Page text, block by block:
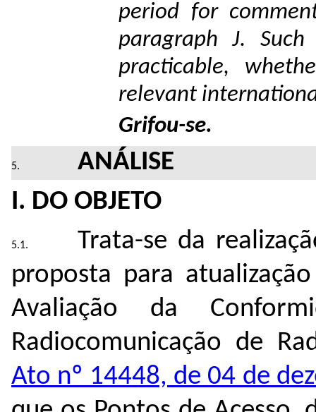
period for
paragraph J.
practicable,
relevant
Grifou-se.
ANÁLISE
I. DO OBJETO
Trata-se da
proposta para
Avaliação da
Radiocomunicação de
Ato nº 14448, de 04 de